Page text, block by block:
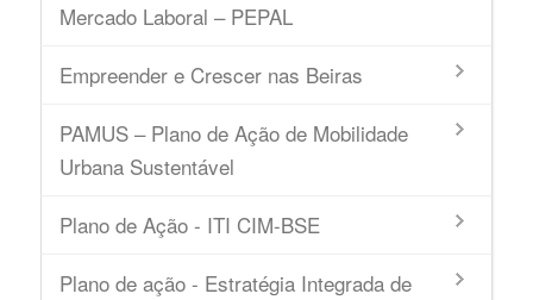
Mercado Laboral – PEPAL
Empreender e Crescer nas Beiras
PAMUS – Plano de Ação de Mobilidade
Urbana Sustentável
Plano de Ação - ITI CIM-BSE
Plano de ação - Estratégia Integrada de